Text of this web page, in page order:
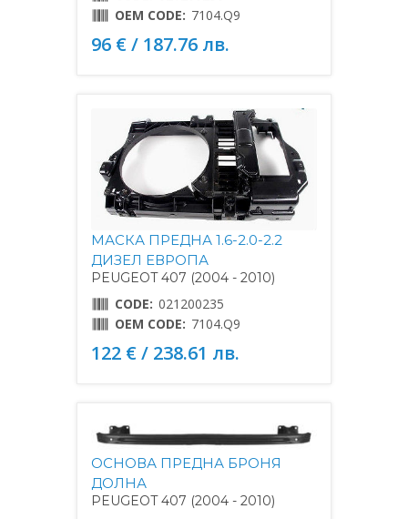
OEM CODE: 7104.Q9
96 € / 187.76 лв.
МАСКА ПРЕДНА 1.6-2.0-2.2
ДИЗЕЛ ЕВРОПА
PEUGEOT 407 (2004 - 2010)
CODE: 021200235
OEM CODE: 7104.Q9
122 € / 238.61 лв.
ОСНОВА ПРЕДНА БРОНЯ
ДОЛНА
PEUGEOT 407 (2004 - 2010)